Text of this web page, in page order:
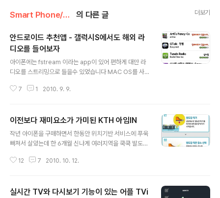
Smart Phone/Android 의 다른 글 더보기
안드로이드 추천앱 - 갤럭시S에서도 해외 라
디오를 들어보자
아이폰에는 fstream 이라는 app이 있어 편하게 대만 라
디오를 스트리밍으로 들을수 있었습니다 MAC OS를 사
얼마전에 갤럭시S를 사용하면서 안드로이드 운영체제에도
nein radio 어플 안드로이드 마켓에서 Tunein radio를
검색해보세요~ 설치를 하게되면 검색이 상단에 위치하고
그 아래로는 카테고리 메뉴가 있습니다 안드로이드 OS에
하지만 메뉴를 알아보는데는 전혀 지장은 없죠 위치별을
7 1 2010. 9. 9.
이전보다 재미요소가 가미된 KTH 아임IN
작년 아이폰을 구매하면서 한동안 위치기반 서비스에 푸욱
빠져서 살았는데 한 6개월 신나게 여러지역을 쿡쿡 발도장
근 다양한 SNS 서비스가 나오면서 사생활에 대한 여러 문
기업에서도 고민해야할 문제가 아닌가 싶습니다. 그래서
12 7 2010. 10. 12.
실시간 TV와 다시보기 기능이 있는 어플 TVi